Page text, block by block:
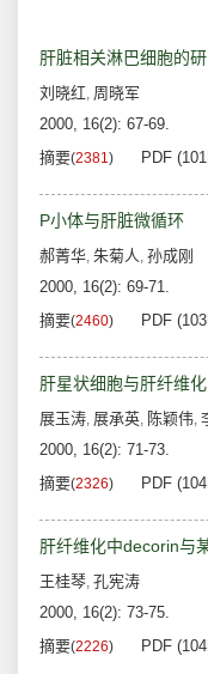
肝脏相关淋巴细胞的
刘晓红, 周晓军
2000, 16(2): 67-69.
摘要(2381) PDF
P小体与肝脏微循环
郝菁华, 朱菊人, 孙成刚
2000, 16(2): 69-71.
摘要(2460) PDF
肝星状细胞与肝纤维化
展玉涛, 展承英, 陈颖伟,
2000, 16(2): 71-73.
摘要(2326) PDF
肝纤维化中decorin与
王桂琴, 孔宪涛
2000, 16(2): 73-75.
摘要(2226) PDF